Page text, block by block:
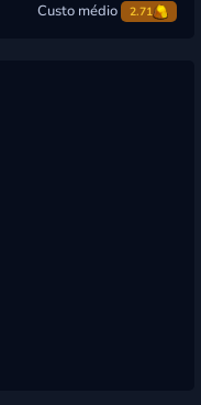
Custo médio 2.71